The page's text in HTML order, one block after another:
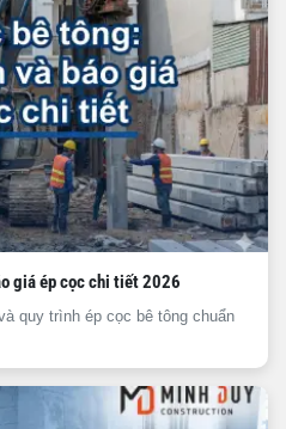
giá ép cọc chi tiết 2026
quy trình ép cọc bê tông chuẩn